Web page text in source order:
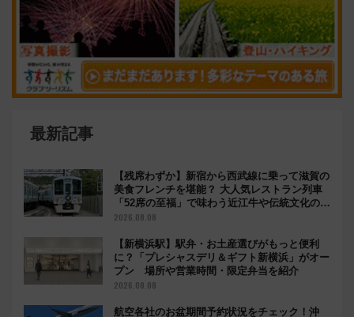
最新記事
【残席わずか】新宿から西武線に乗って滋賀の
美食フレンチを堪能？ 大人気レストラン列車
「52席の至福」で味わう近江牛や伝統文化の特
別コラボ
2026.08.08
【新横浜駅】駅弁・お土産選びがもっと便利
に？「プレシャスデリ＆ギフト新横浜」がオー
プン 場所や営業時間・限定弁当を紹介
2026.08.08
航空各社のお盆期間予約状況をチェック！沖